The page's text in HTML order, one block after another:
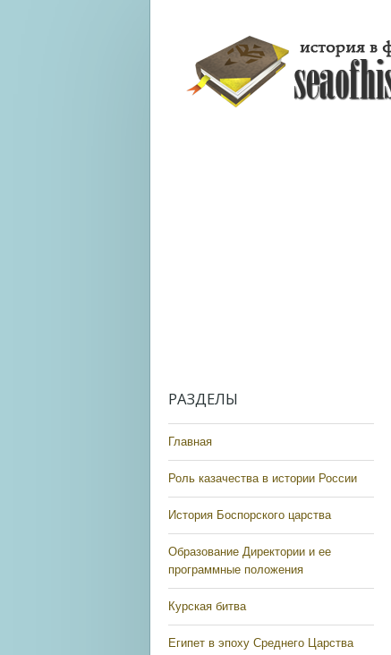
РАЗДЕЛЫ
Главная
Роль казачества в истории России
История Боспорского царства
Образование Директории и ее
программные положения
Курская битва
Египет в эпоху Среднего Царства